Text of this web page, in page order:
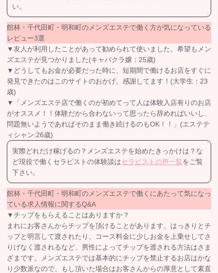
い。
館林・千代田町・明和町のメンズエステで働く方が気になっている
レビュー3選
▼友人が利用したことがあって勧められて使いました。希望もメン
ズエステが見つかりました(キャバクラ嬢：25歳)
▼どうしてもお金が必要だった時に、短期間で働けるお店をすぐに
発見できたのはこのサイトのおかげ。感謝してます！(大学生：23
歳)
▼「メンズエステ店で働くのが初めてって人は体験入店有りのお店
がオススメ！！体験だから合わないって思ったら辞めればいいし、
問題無いようであればそのまま働き続けるのもOK！！」(エステテ
ィシャン:26歳)
実際どれだけ稼げるの？メンズエステを始めたきっかけは？な
ど現役で働くセラピストの体験談はセラピストの声一覧をご覧
下さい。
館林・千代田町・明和町のメンズエステで働くにあたって気になっ
ている求人情報に関するQ&A
▼チップをもらえることはありますか？
まれにお客さんからチップを頂けることがあります。はっきりとチ
ップと明言して渡されたり、コース料金に少しお金を上乗せしてさ
りげなく渡されるなど、男性によってチップを渡される方法はさま
ざまです。メンズエステでは基本的にチップを禁止するお店はかな
り少数派なので、もし頂いた場合はお客さんからの厚意として素直